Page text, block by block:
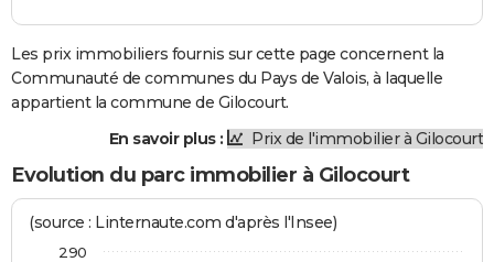
Les prix immobiliers fournis sur cette page concernent la
Communauté de communes du Pays de Valois, à laquelle
appartient la commune de Gilocourt.
En savoir plus :
Prix de l'immobilier à Gilocourt
Evolution du parc immobilier à Gilocourt
(source : Linternaute.com d'après l'Insee)
290